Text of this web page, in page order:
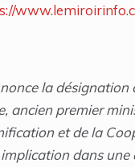
la désignation
ancien premier
et de la
dans une